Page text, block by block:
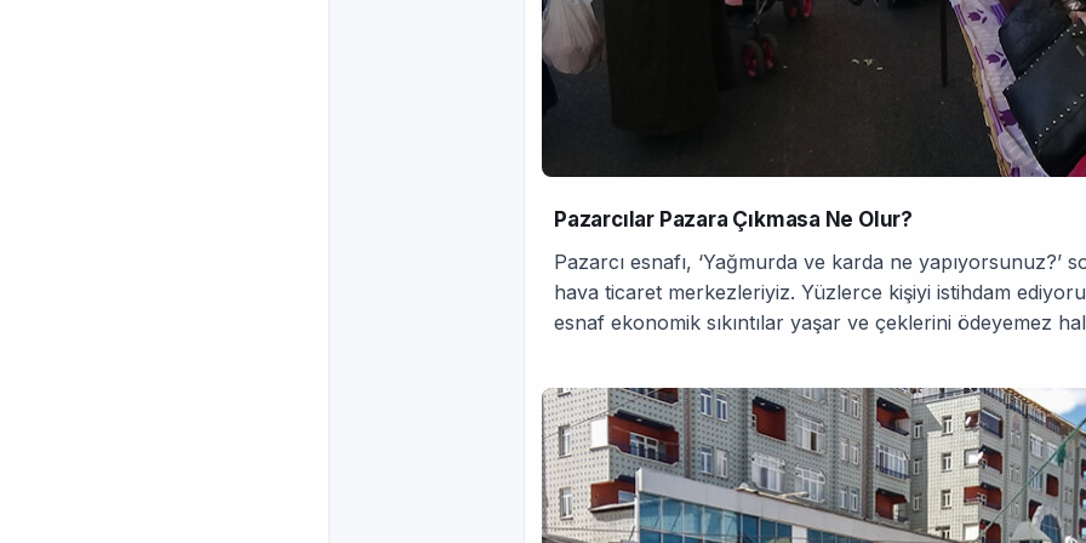
Pazarcılar Pazara Çıkmasa Ne Olur?
Pazarcı esnafı, ‘Yağmurda ve karda ne yapıyorsunuz?’
hava ticaret merkezleriyiz. Yüzlerce kişiyi istihdam
esnaf ekonomik sıkıntılar yaşar ve çeklerini ödeyemez